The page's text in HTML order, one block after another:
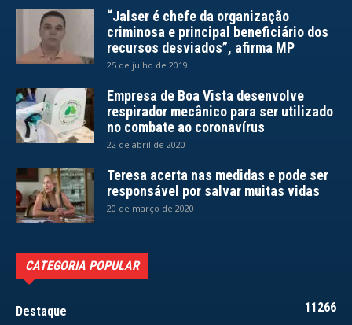
“Jalser é chefe da organização
criminosa e principal beneficiário dos
recursos desviados”, afirma MP
25 de julho de 2019
Empresa de Boa Vista desenvolve
respirador mecânico para ser utilizado
no combate ao coronavírus
22 de abril de 2020
Teresa acerta nas medidas e pode ser
responsável por salvar muitas vidas
20 de março de 2020
CATEGORIA POPULAR
Destaque
11266